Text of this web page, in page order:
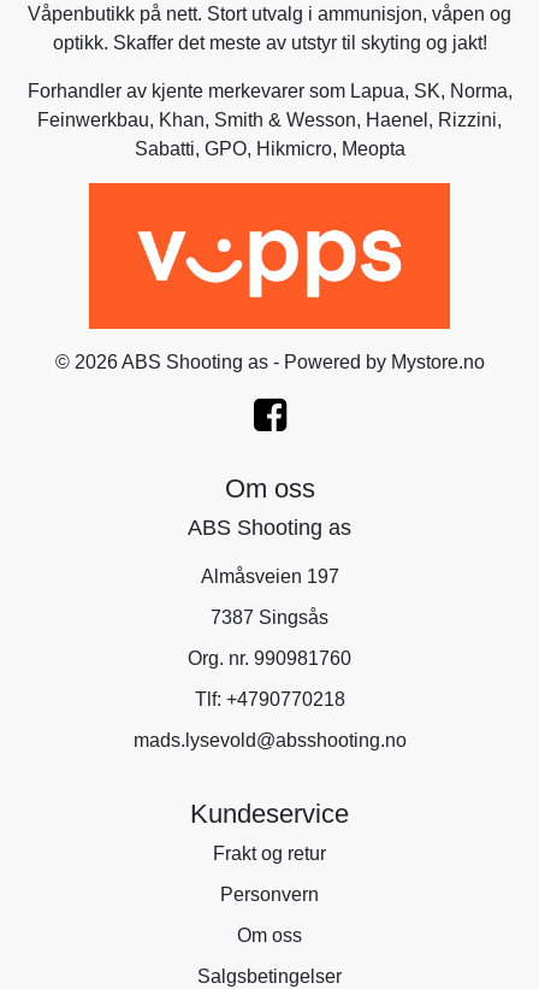
Våpenbutikk på nett. Stort utvalg i ammunisjon, våpen og
optikk. Skaffer det meste av utstyr til skyting og jakt!
Forhandler av kjente merkevarer som Lapua, SK, Norma,
Feinwerkbau, Khan, Smith & Wesson, Haenel , Rizzini,
Sabatti, GPO, Hikmicro, Meopta
© 2026 ABS Shooting as - Powered by Mystore.no
Om oss
ABS Shooting as
Almåsveien 197
7387 Singsås
Org. nr. 990981760
Tlf: +4790770218
mads.lysevold@absshooting.no
Kundeservice
Frakt og retur
Personvern
Om oss
Salgsbetingelser